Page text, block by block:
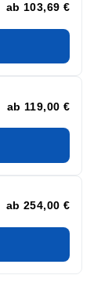
ab 103,69 €
ab 119,00 €
ab 254,00 €